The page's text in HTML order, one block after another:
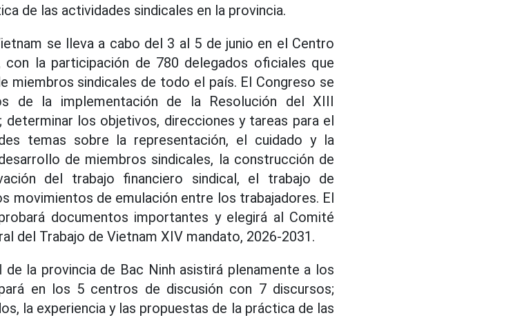
de las actividades sindicales en la provincia.
se lleva a cabo del 3 al 5 de junio en el Centro
con la participación de 780 delegados oficiales que
miembros sindicales de todo el país. El Congreso se
de la implementación de la Resolución del XIII
determinar los objetivos, direcciones y tareas para el
temas sobre la representación, el cuidado y la
de miembros sindicales, la construcción de
del trabajo financiero sindical, el trabajo de
movimientos de emulación entre los trabajadores. El
documentos importantes y elegirá al Comité
del Trabajo de Vietnam XIV mandato, 2026-2031.
de la provincia de Bac Ninh asistirá plenamente a los
en los 5 centros de discusión con 7 discursos;
la experiencia y las propuestas de la práctica de las